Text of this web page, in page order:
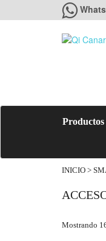
Productos
INICIO >
Mostrando